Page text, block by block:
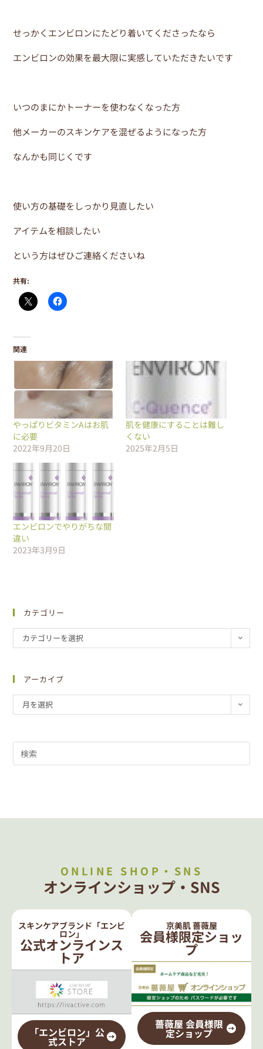
せっかくエンビロンにたどり着いてくださったなら
エンビロンの効果を最大限に実感していただきたいです
いつのまにかトーナーを使わなくなった方
他メーカーのスキンケアを混ぜるようになった方
なんかも同じくです
使い方の基礎をしっかり見直したい
アイテムを相談したい
という方はぜひご連絡くださいね
共有:
関連
やっぱりビタミンAはお肌
に必要
2022年9月20日
肌を健康にすることは難し
くない
2025年2月5日
エンビロンでやりがちな間
違い
2023年3月9日
カテゴリー
カテゴリーを選択
アーカイブ
月を選択
ONLINE SHOP・SNS
オンラインショップ・SNS
スキンケアブランド「エンビ
ロン」
公式オンラインス
トア
「エンビロン」公
式ストア
京美肌 薔薇屋
会員様限定ショッ
プ
薔薇屋 会員様限
定ショップ